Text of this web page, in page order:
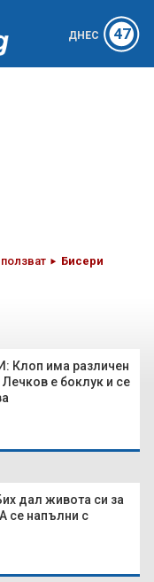
ДНЕС 47
Бисери
Клоп има различен
е боклук и се
дал живота си за
се напълни с